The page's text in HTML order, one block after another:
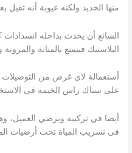
منها الحديد ولكنه عيوبة أنه
الشائع أن يحدث بداخله انسدادات
البلاستيك فيتمتع بالمتانة
أستعمالة لاى غرض من
على سباك راس الخيمه فى
أيضا في تركيبه ويرضي العميل،
فى تسريب المياة تحت أرضيات